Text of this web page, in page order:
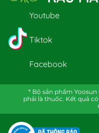
Youtube
Tiktok
Facebook
* Bộ sản phẩm
phải là thuốc. Kết quả